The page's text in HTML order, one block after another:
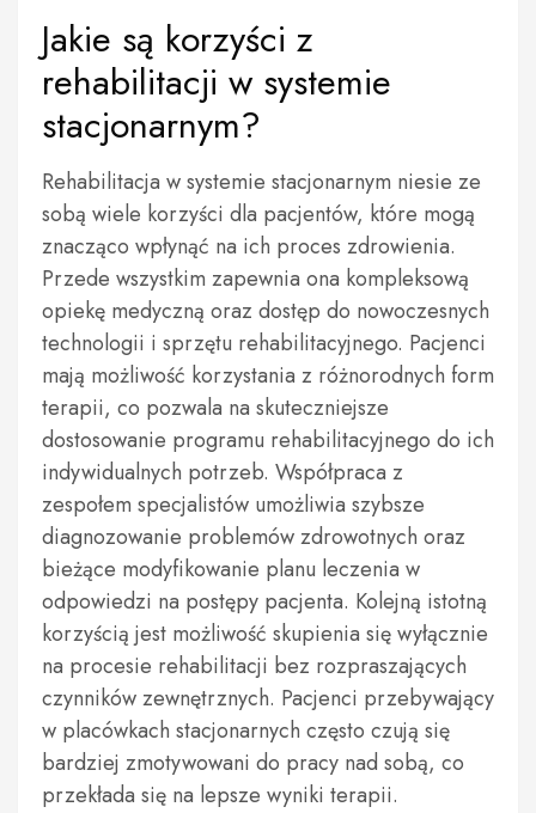
Jakie są korzyści z
rehabilitacji w systemie
stacjonarnym?
Rehabilitacja w systemie stacjonarnym niesie ze
sobą wiele korzyści dla pacjentów, które mogą
znacząco wpłynąć na ich proces zdrowienia.
Przede wszystkim zapewnia ona kompleksową
opiekę medyczną oraz dostęp do nowoczesnych
technologii i sprzętu rehabilitacyjnego. Pacjenci
mają możliwość korzystania z różnorodnych form
terapii, co pozwala na skuteczniejsze
dostosowanie programu rehabilitacyjnego do ich
indywidualnych potrzeb. Współpraca z
zespołem specjalistów umożliwia szybsze
diagnozowanie problemów zdrowotnych oraz
bieżące modyfikowanie planu leczenia w
odpowiedzi na postępy pacjenta. Kolejną istotną
korzyścią jest możliwość skupienia się wyłącznie
na procesie rehabilitacji bez rozpraszających
czynników zewnętrznych. Pacjenci przebywający
w placówkach stacjonarnych często czują się
bardziej zmotywowani do pracy nad sobą, co
przekłada się na lepsze wyniki terapii.